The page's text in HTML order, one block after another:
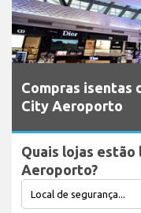
Compras isentas
City Aeroporto
Quais lojas estão
Aeroporto?